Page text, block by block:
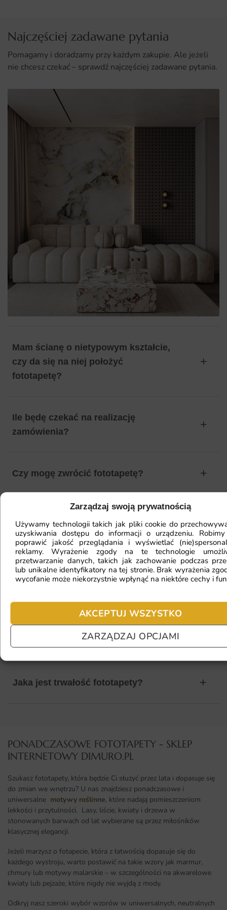
Zarządzaj swoją prywatnością
Używamy technologii takich jak pliki cookie do
uzyskiwania dostępu do informacji o urządzeniu.
poprawić jakość przeglądania i wyświetlać
reklamy. Wyrażenie zgody na te technologie
przetwarzanie danych, takich jak zachowanie podczas
lub unikalne identyfikatory na tej stronie. Brak wyrażenia
wycofanie może niekorzystnie wpłynąć na niektóre cechy i
AKCEPTUJ WSZYSTKO
ZARZĄDZAJ OPCJAMI
Najczęściej zadawane pytania
Pomagamy i doradzamy przy każdym zakupie. Ale jeżeli
nie chcesz czekać – sprawdź najczęściej zadawane pytania.
Mam ścianę o nietypowym kształcie,
czy da się na niej położyć
fototapetę?
Ile będę czekać na realizację
zamówienia?
Czy mogę zwrócić fototapetę?
Jak zamontować fototapetę? / Jak
przygotować ścianę?
Fototapeta ma inny kolor na telefonie
a inny na komputerze. Jak sprawdzić
Jaki materiał wybrać?
Jaka jest trwałość fototapety?
PONADCZASOWE FOTOTAPETY - SKLEP
INTERNETOWY DIMURO.PL​
Szukasz fototapety, która będzie Ci służyć przez lata i dopasuje się
do zmian we wnętrzu? U nas znajdziesz ponadczasowe i
uniwersalne motywy roślinne, które nadają pomieszczeniom
lekkości i przytulności. Lasy, liście, kwiaty i drzewa w
stonowanych barwach od lat wybierane są przez miłośników
klasycznej elegancji.
Jeżeli marzysz o fotapecie, która z łatwością dopasuje się do
każdego wystroju, warto postawić na takie wzory jak marmur,
chmury lub motywy malarskie – w szczególności na akwarelowe
kwiaty lub pejzaże, które nigdy nie wyjdą z mody.
Odkryj nasz szeroki wybór wzorów w uniwersalnych, neutralnych